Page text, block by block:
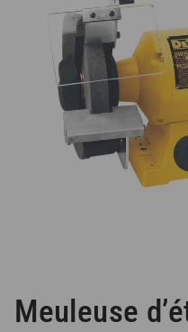
Meuleuse